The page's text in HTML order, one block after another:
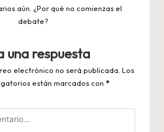
aún. ¿Por qué no comienzas el
debate?
una respuesta
electrónico no será publicada. Los
están marcados con *